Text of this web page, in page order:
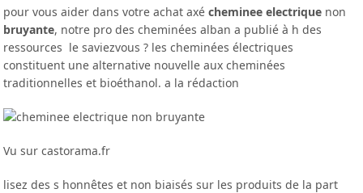
pour vous aider dans votre achat axécheminee electrique non
bruyante, notre pro des cheminées alban a publié à h des
ressources le saviezvous ? les cheminées électriques
constituent une alternative nouvelle aux cheminées
traditionnelles et bioéthanol. a la rédaction
Vu sur castorama.fr
lisez des s honnêtes et non biaisés sur les produits de la part